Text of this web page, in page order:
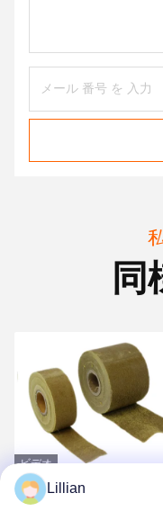
同
ビデオ
非織物 防腐用ペトロラ
Lillian